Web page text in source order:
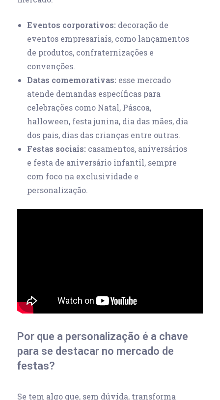
Eventos corporativos: decoração de
eventos empresariais, como lançamentos
de produtos, confraternizações e
convenções.
Datas comemorativas: esse mercado
atende demandas específicas para
celebrações como Natal, Páscoa,
halloween, festa junina, dia das mães, dia
dos pais, dias das crianças entre outras.
Festas sociais: casamentos, aniversários
e festa de aniversário infantil, sempre
com foco na exclusividade e
personalização.
Por que a personalização é a chave
para se destacar no mercado de
festas?
Se tem algo que, sem dúvida, transforma